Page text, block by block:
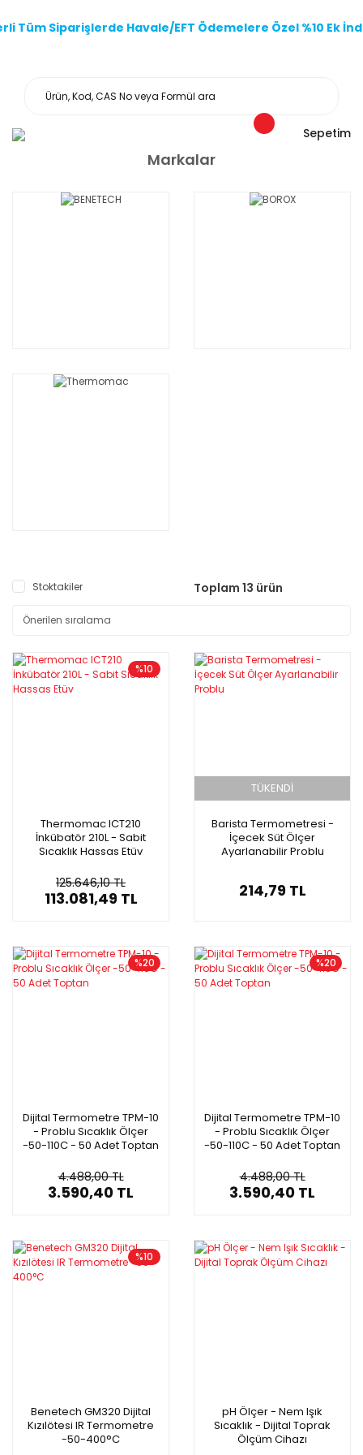
Tüm Siparişlerde Havale/EFT Ödemelere Özel %10 Ek
Sepetim
Markalar
Stoktakiler Toplam 13 ürün
%10
Thermomac ICT210
İnkübatör 210L - Sabit
Sıcaklık Hassas Etüv
125.646,10 TL
113.081,49 TL
TÜKENDİ
Barista Termometresi -
İçecek Süt Ölçer
Ayarlanabilir Problu
214,79 TL
%20
Dijital Termometre TPM-10
- Problu Sıcaklık Ölçer
-50-110C - 50 Adet Toptan
4.488,00 TL
3.590,40 TL
%20
Dijital Termometre TPM-10
- Problu Sıcaklık Ölçer
-50-110C - 50 Adet Toptan
4.488,00 TL
3.590,40 TL
%10
Benetech GM320 Dijital
Kızılötesi IR Termometre
-50-400°C
pH Ölçer - Nem Işık
Sıcaklık - Dijital Toprak
Ölçüm Cihazı